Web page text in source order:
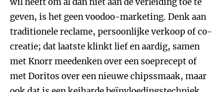
geven, is het geen voodoo-marketing. Denk aan
traditionele reclame, persoonlijke verkoop of co-
creatie; dat laatste klinkt lief en aardig, samen
met Knorr meedenken over een soeprecept of
met Doritos over een nieuwe chipssmaak, maar